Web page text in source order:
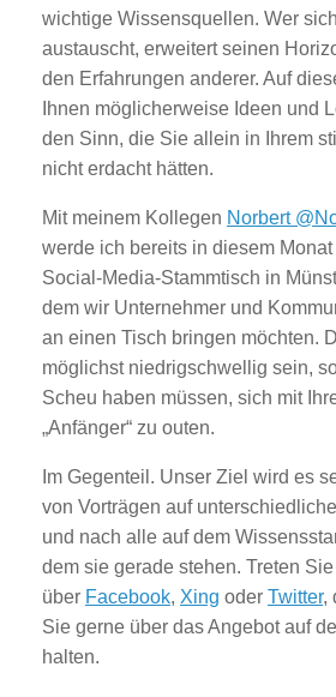
wichtige Wissensquellen. Wer
austauscht, erweitert seinen
den Erfahrungen anderer. Auf
Ihnen möglicherweise Ideen und
den Sinn, die Sie allein in Ihrem
nicht erdacht hätten.
Mit meinem Kollegen Norbert
werde ich bereits in diesem
Social-Media-Stammtisch in
dem wir Unternehmer und
an einen Tisch bringen möchten.
möglichst niedrigschwellig sein,
Scheu haben müssen, sich mit
„Anfänger“ zu outen.
Im Gegenteil. Unser Ziel wird es
von Vorträgen auf
und nach alle auf dem
dem sie gerade stehen. Treten
über Facebook, Xing oder Twitter,
Sie gerne über das Angebot auf
halten.